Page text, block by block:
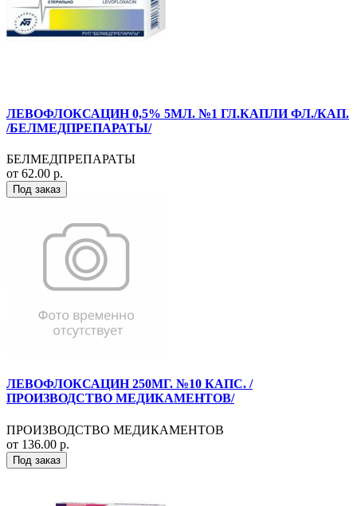
ЛЕВОФЛОКСАЦИН 0,5% 5МЛ. №1 ГЛ.КАПЛИ ФЛ./КАП.
/БЕЛМЕДПРЕПАРАТЫ/
БЕЛМЕДПРЕПАРАТЫ
от 62.00 р.
Под заказ
ЛЕВОФЛОКСАЦИН 250МГ. №10 КАПС. /
ПРОИЗВОДСТВО МЕДИКАМЕНТОВ/
ПРОИЗВОДСТВО МЕДИКАМЕНТОВ
от 136.00 р.
Под заказ